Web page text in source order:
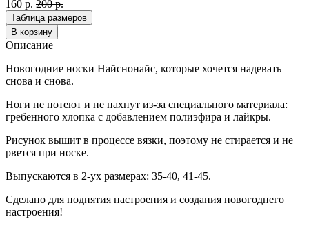
160 р. 200 р.
Таблица размеров
В корзину
Описание
Новогодние носки Найснонайс, которые хочется надевать
снова и снова.
Ноги не потеют и не пахнут из-за специального материала:
гребенного хлопка с добавлением полиэфира и лайкры.
Рисунок вышит в процессе вязки, поэтому не стирается и не
рвется при носке.
Выпускаются в 2-ух размерах: 35-40, 41-45.
Сделано для поднятия настроения и создания новогоднего
настроения!